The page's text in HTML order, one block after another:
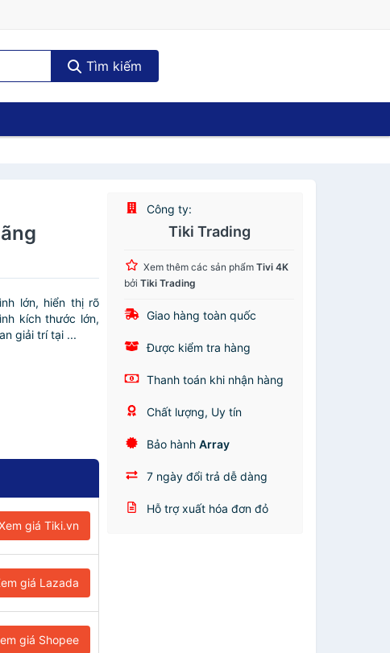
Tìm kiếm
lớn, hiển thị rõ
kích thước lớn,
giải trí tại ...
giá Tiki.vn
giá Lazada
giá Shopee
Công ty:
Tiki Trading
Xem thêm các sản phẩmTivi 4K
bởiTiki Trading
Giao hàng toàn quốc
Được kiểm tra hàng
Thanh toán khi nhận hàng
Chất lượng, Uy tín
Bảo hànhArray
7 ngày đổi trả dễ dàng
Hỗ trợ xuất hóa đơn đỏ